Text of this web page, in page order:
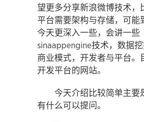
望更多分享新浪微博技术，
平台需要架构与存储，可能
今天更深入一些，会讲一些
sinaappengine技术，数据
商业模式，开发者与平台。
开发平台的网站。
今天介绍比较简单主要
有什么可以提问。